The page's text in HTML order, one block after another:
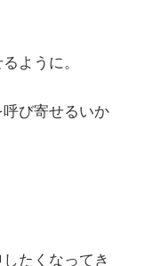
ように。
び寄せるいか
たくなってき